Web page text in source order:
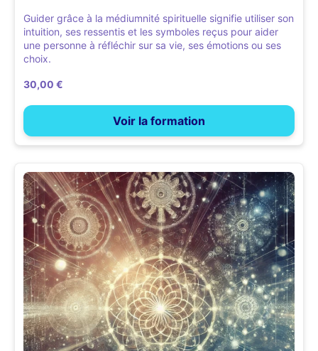
Guider grâce à la médiumnité spirituelle signifie utiliser son
intuition, ses ressentis et les symboles reçus pour aider
une personne à réfléchir sur sa vie, ses émotions ou ses
choix.
30,00 €
Voir la formation